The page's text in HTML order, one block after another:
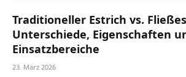
Traditioneller Estrich vs.
Unterschiede, Eigenschaften
Einsatzbereiche
23. März 2026